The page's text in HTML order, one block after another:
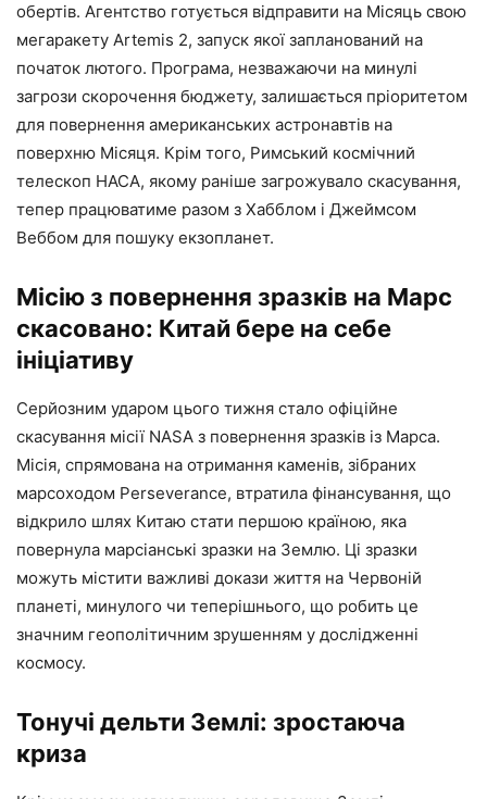
обертів. Агентство готується відправити на Місяць свою
мегаракету Artemis 2, запуск якої запланований на
початок лютого. Програма, незважаючи на минулі
загрози скорочення бюджету, залишається пріоритетом
для повернення американських астронавтів на
поверхню Місяця. Крім того, Римський космічний
телескоп НАСА, якому раніше загрожувало скасування,
тепер працюватиме разом з Хабблом і Джеймсом
Веббом для пошуку екзопланет.
Місію з повернення зразків на Марс
скасовано: Китай бере на себе
ініціативу
Серйозним ударом цього тижня стало офіційне
скасування місії NASA з повернення зразків із Марса.
Місія, спрямована на отримання каменів, зібраних
марсоходом Perseverance, втратила фінансування, що
відкрило шлях Китаю стати першою країною, яка
повернула марсіанські зразки на Землю. Ці зразки
можуть містити важливі докази життя на Червоній
планеті, минулого чи теперішнього, що робить це
значним геополітичним зрушенням у дослідженні
космосу.
Тонучі дельти Землі: зростаюча
криза